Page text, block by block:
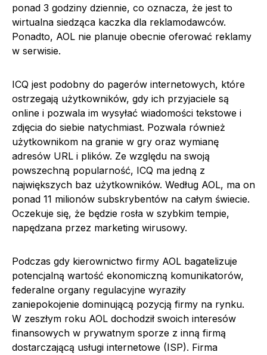
ponad 3 godziny dziennie, co oznacza, że jest to
wirtualna siedząca kaczka dla reklamodawców.
Ponadto, AOL nie planuje obecnie oferować reklamy
w serwisie.
ICQ jest podobny do pagerów internetowych, które
ostrzegają użytkowników, gdy ich przyjaciele są
online i pozwala im wysyłać wiadomości tekstowe i
zdjęcia do siebie natychmiast. Pozwala również
użytkownikom na granie w gry oraz wymianę
adresów URL i plików. Ze względu na swoją
powszechną popularność, ICQ ma jedną z
największych baz użytkowników. Według AOL, ma on
ponad 11 milionów subskrybentów na całym świecie.
Oczekuje się, że będzie rosła w szybkim tempie,
napędzana przez marketing wirusowy.
Podczas gdy kierownictwo firmy AOL bagatelizuje
potencjalną wartość ekonomiczną komunikatorów,
federalne organy regulacyjne wyraziły
zaniepokojenie dominującą pozycją firmy na rynku.
W zeszłym roku AOL dochodził swoich interesów
finansowych w prywatnym sporze z inną firmą
dostarczającą usługi internetowe (ISP). Firma